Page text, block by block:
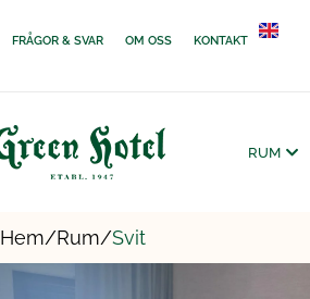
FRÅGOR & SVAR OM OSS KONTAKT
RUM
Hem/Rum/Svit